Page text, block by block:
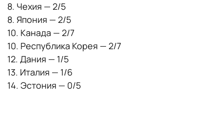
8. Чехия — 2/5
8. Япония — 2/5
10. Канада — 2/7
10. Республика Корея — 2/7
12. Дания — 1/5
13. Италия — 1/6
14. Эстония — 0/5